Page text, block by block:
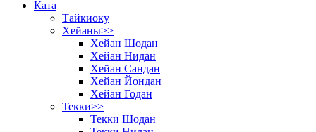
Ката
Тайкиоку
Хейаны>>
Хейан Шодан
Хейан Нидан
Хейан Сандан
Хейан Йондан
Хейан Годан
Текки>>
Текки Шодан